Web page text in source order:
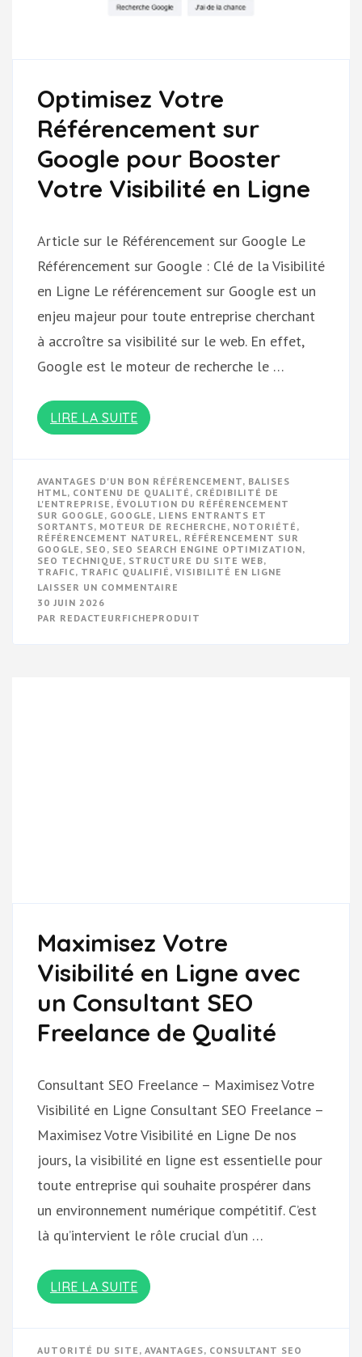
Optimisez Votre
Référencement sur
Google pour Booster
Votre Visibilité en Ligne
Article sur le Référencement sur Google Le
Référencement sur Google : Clé de la Visibilité
en Ligne Le référencement sur Google est un
enjeu majeur pour toute entreprise cherchant
à accroître sa visibilité sur le web. En effet,
Google est le moteur de recherche le …
LIRE LA SUITE
AVANTAGES D'UN BON RÉFÉRENCEMENT, BALISES
HTML, CONTENU DE QUALITÉ , CRÉDIBILITÉ DE
L'ENTREPRISE , ÉVOLUTION DU RÉFÉRENCEMENT
SUR GOOGLE , GOOGLE , LIENS ENTRANTS ET
SORTANTS, MOTEUR DE RECHERCHE , NOTORIÉTÉ ,
RÉFÉRENCEMENT NATUREL, RÉFÉRENCEMENT SUR
GOOGLE , SEO , SEO SEARCH ENGINE OPTIMIZATION,
SEO TECHNIQUE , STRUCTURE DU SITE WEB,
TRAFIC, TRAFIC QUALIFIÉ , VISIBILITÉ EN LIGNE
LAISSER UN COMMENTAIRE
RÉFÉRENCEMENT
30 JUIN 2026
PAR REDACTEURFICHEPRODUIT
Maximisez Votre
Visibilité en Ligne avec
un Consultant SEO
Freelance de Qualité
Consultant SEO Freelance – Maximisez Votre
Visibilité en Ligne Consultant SEO Freelance –
Maximisez Votre Visibilité en Ligne De nos
jours, la visibilité en ligne est essentielle pour
toute entreprise qui souhaite prospérer dans
un environnement numérique compétitif. C’est
là qu’intervient le rôle crucial d’un …
LIRE LA SUITE
AUTORITÉ DU SITE , AVANTAGES, CONSULTANT SEO